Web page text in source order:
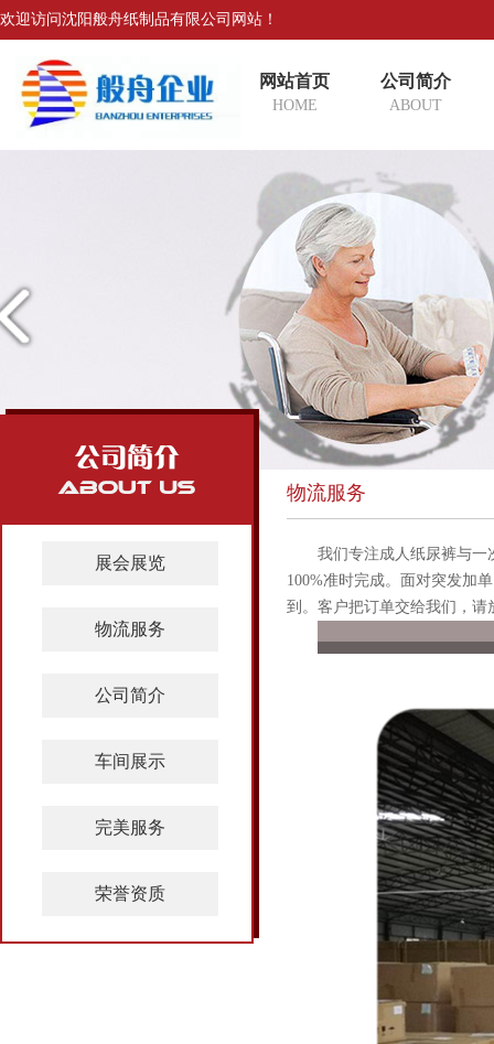
欢迎访问沈阳般舟纸制品有限公司网站！
网站首页
HOME
公司简介
ABOUT
物流服务
我们专注成人纸尿裤与一
100%准时完成。面对突发加
到。客户把订单交给我们，请
展会展览
物流服务
公司简介
车间展示
完美服务
荣誉资质